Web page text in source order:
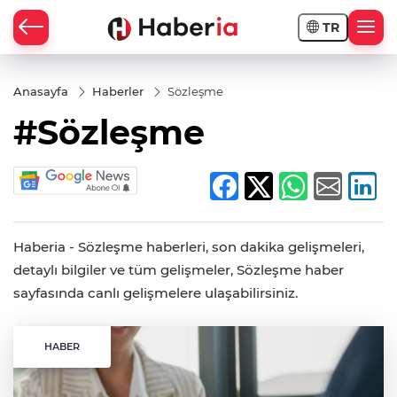
TR
Anasayfa Haberler Sözleşme
#Sözleşme
Haberia - Sözleşme haberleri, son dakika gelişmeleri,
detaylı bilgiler ve tüm gelişmeler, Sözleşme haber
sayfasında canlı gelişmelere ulaşabilirsiniz.
HABER